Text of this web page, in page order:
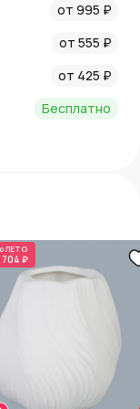
от 995 ₽
от 555 ₽
от 425 ₽
Бесплатно
ЛЕТО
704 ₽